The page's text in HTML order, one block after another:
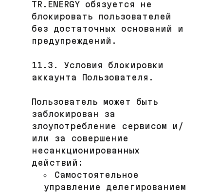
TR.ENERGY обязуется не
блокировать пользователей
без достаточных оснований и
предупреждений.
11.3. Условия блокировки
аккаунта Пользователя.
Пользователь может быть
заблокирован за
злоупотребление сервисом и/
или за совершение
несанкционированных
действий:
Самостоятельное
управление делегированием